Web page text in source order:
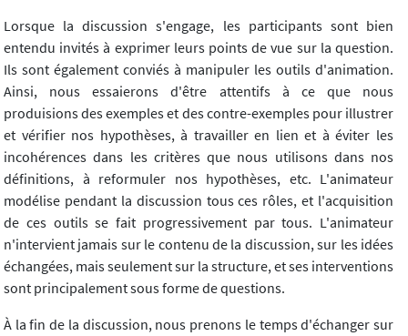
Lorsque la discussion s'engage, les participants sont bien
entendu invités à exprimer leurs points de vue sur la question.
Ils sont également conviés à manipuler les outils d'animation.
Ainsi, nous essaierons d'être attentifs à ce que nous
produisions des exemples et des contre-exemples pour illustrer
et vérifier nos hypothèses, à travailler en lien et à éviter les
incohérences dans les critères que nous utilisons dans nos
définitions, à reformuler nos hypothèses, etc. L'animateur
modélise pendant la discussion tous ces rôles, et l'acquisition
de ces outils se fait progressivement par tous. L'animateur
n'intervient jamais sur le contenu de la discussion, sur les idées
échangées, mais seulement sur la structure, et ses interventions
sont principalement sous forme de questions.
À la fin de la discussion, nous prenons le temps d'échanger sur